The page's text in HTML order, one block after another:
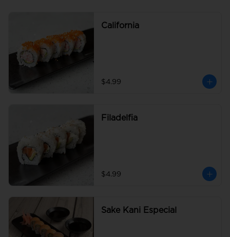
California
$4.99
Filadelfia
$4.99
Sake Kani Especial